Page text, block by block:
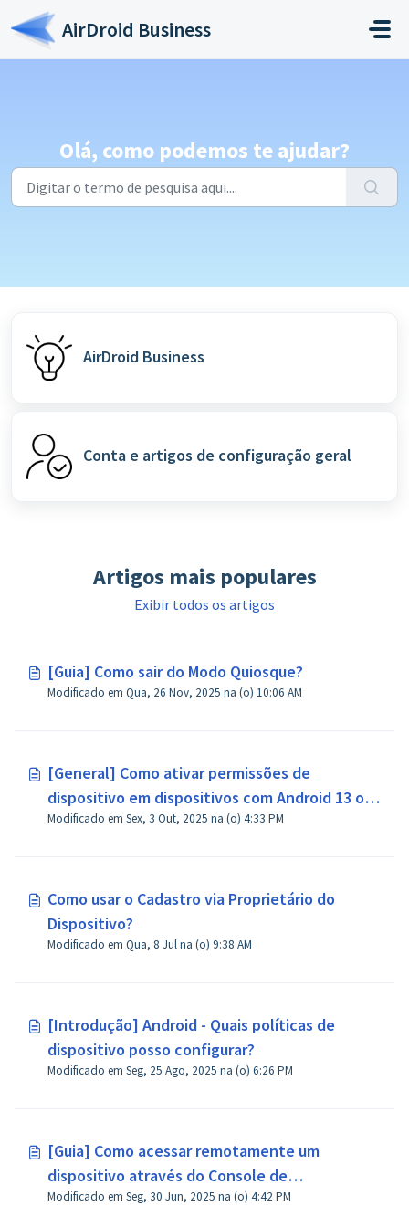
Ir para o conteúdo principal
AirDroid Business
Olá, como podemos te ajudar?
AirDroid Business
Conta e artigos de configuração geral
Artigos mais populares
Exibir todos os artigos
[Guia] Como sair do Modo Quiosque?
Modificado em Qua, 26 Nov, 2025 na (o) 10:06 AM
[General] Como ativar permissões de
dispositivo em dispositivos com Android 13 ou
superior?
Modificado em Sex, 3 Out, 2025 na (o) 4:33 PM
Como usar o Cadastro via Proprietário do
Dispositivo?
Modificado em Qua, 8 Jul na (o) 9:38 AM
[Introdução] Android - Quais políticas de
dispositivo posso configurar?
Modificado em Seg, 25 Ago, 2025 na (o) 6:26 PM
[Guia] Como acessar remotamente um
dispositivo através do Console de
Administração no AirDroid Business?
Modificado em Seg, 30 Jun, 2025 na (o) 4:42 PM